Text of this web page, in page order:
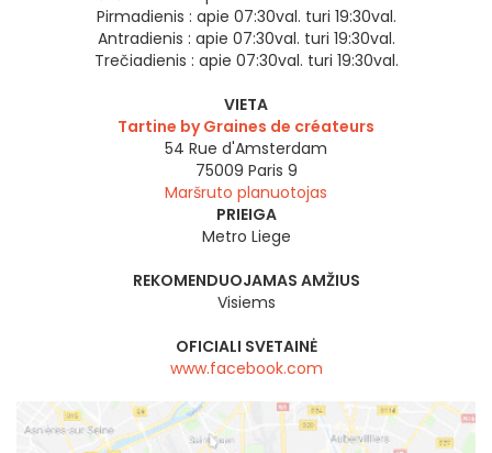
Pirmadienis : apie 07:30val. turi 19:30val.
Antradienis : apie 07:30val. turi 19:30val.
Trečiadienis : apie 07:30val. turi 19:30val.
VIETA
Tartine by Graines de créateurs
54 Rue d'Amsterdam
75009 Paris 9
Maršruto planuotojas
PRIEIGA
Metro Liege
REKOMENDUOJAMAS AMŽIUS
Visiems
OFICIALI SVETAINĖ
www.facebook.com